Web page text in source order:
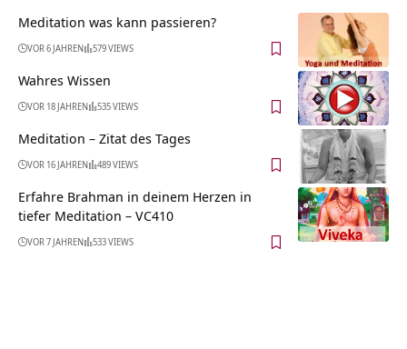
Meditation was kann passieren?
VOR 6 JAHREN 579 VIEWS
Wahres Wissen
VOR 18 JAHREN 535 VIEWS
Meditation – Zitat des Tages
VOR 16 JAHREN 489 VIEWS
Erfahre Brahman in deinem Herzen in
tiefer Meditation – VC410
VOR 7 JAHREN 533 VIEWS